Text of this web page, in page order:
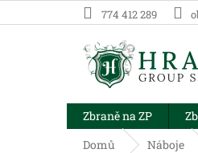
na
774 412 289
Zbraně na ZP
Domů
Náboje